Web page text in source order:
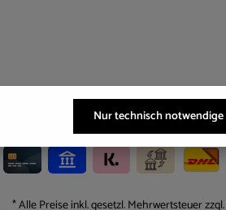
Bestellung widerrufen
* Alle Preise inkl. gesetzl. Mehrwertsteuer zzgl.
Nur technisch notwendige